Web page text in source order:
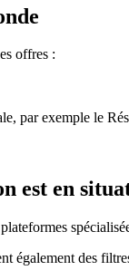
offres :
par exemple le
est en
également des